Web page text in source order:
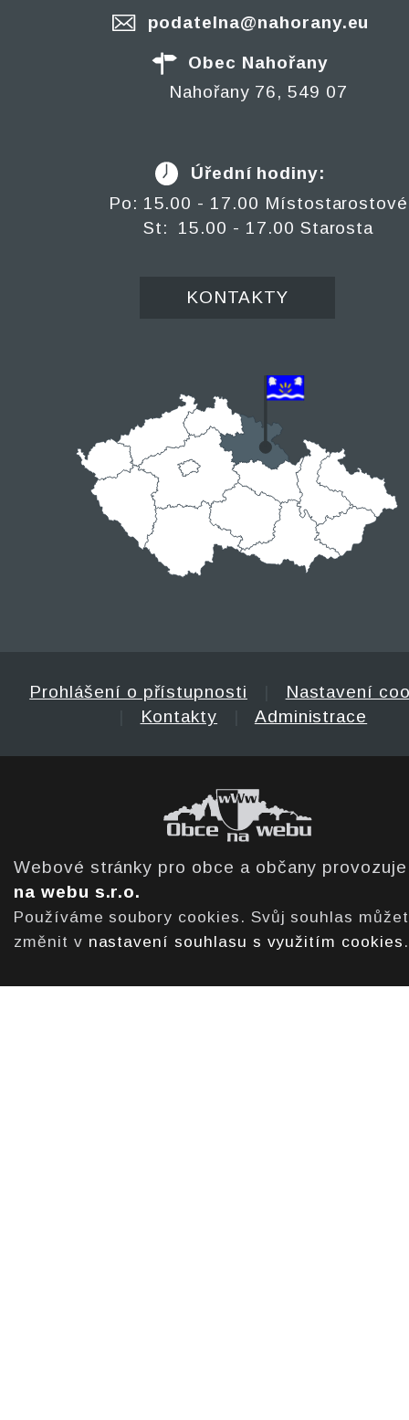
podatelna@nahorany.eu
Obec Nahořany
Nahořany 76, 549 07
Úřední hodiny:
Po: 15.00 - 17.00 Místostarostové
St: 15.00 - 17.00 Starosta
KONTAKTY
Prohlášení o přístupnosti
Nastavení
Kontakty Administrace
Webové stránky pro obce a občany
na webu s.r.o.
Používáme soubory cookies. Svůj souhlas
změnit v nastavení souhlasu s využitím cookies .